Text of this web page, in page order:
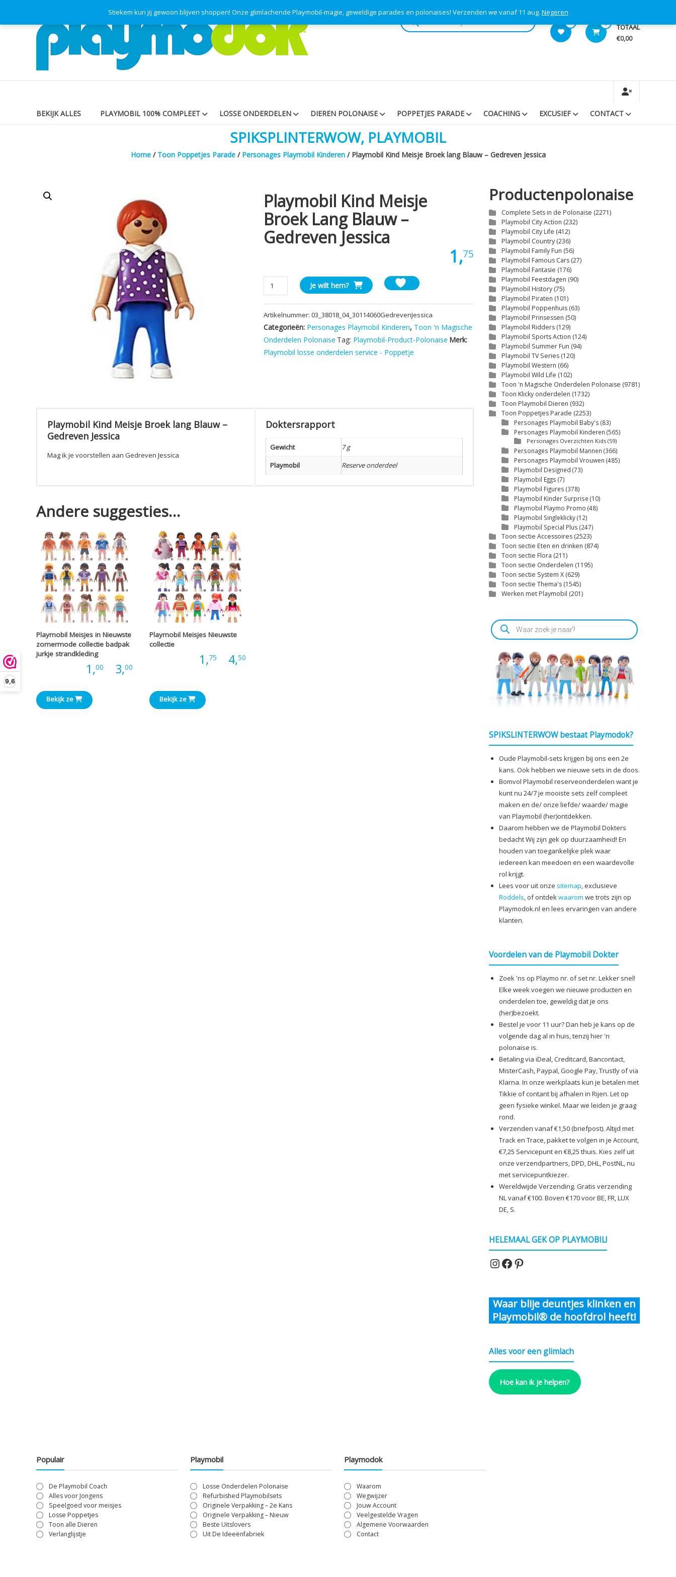
9,6
Stiekem kun jij gewoon blijven shoppen! Onze glimlachende Playmobil-magie, geweldige parades en polonaises! Verzenden we vanaf 11 aug. Negeren
content
Playmodok
Tweedehands
Playmobil
en
dromen
iedereen
0 TOTAAL
€0,00
Producten
BEKIJK ALLES PLAYMOBIL 100% COMPLEET LOSSE ONDERDELEN DIEREN POLONAISE POPPETJES PARADE COACHING EXCUSIEF CONTACT
SPIKSPLINTERWOW, PLAYMOBIL
Home/ Toon Poppetjes Parade/ Personages Playmobil Kinderen/ Playmobil Kind Meisje Broek lang Blauw – Gedreven Jessica
Playmobil Kind Meisje
Broek Lang Blauw –
Gedreven Jessica
1,75
Playmobil
Kind
Meisje
Broek
lang
Blauw
-
Je wilt hem?
Artikelnummer:03_38018_04_30114060GedrevenJessica
Categorieën: Personages Playmobil Kinderen, Toon 'n Magische
Onderdelen Polonaise Tag: Playmobil-Product-Polonaise Merk:
Playmobil losse onderdelen service - Poppetje
Playmobil Kind Meisje Broek lang Blauw –
Gedreven Jessica
Mag ik je voorstellen aan Gedreven Jessica
Doktersrapport
Gewicht
7 g
Playmobil
Reserve onderdeel
Andere suggesties…
Playmobil Meisjes in Nieuwste
zomermode collectie badpak
jurkje strandkleding
1,00 3,00Prijsklasse:
€1,00
Bekijk ze
Playmobil Meisjes Nieuwste
collectie
1,75 4,50Prijsklasse:
Bekijk ze
Productenpolonaise
Complete Sets in de Polonaise (2271)
Playmobil City Action (232)
Playmobil City Life (412)
Playmobil Country (236)
Playmobil Family Fun (56)
Playmobil Famous Cars (27)
Playmobil Fantasie (176)
Playmobil Feestdagen (90)
Playmobil History (75)
Playmobil Piraten (101)
Playmobil Poppenhuis (63)
Playmobil Prinsessen (50)
Playmobil Ridders (129)
Playmobil Sports Action (124)
Playmobil Summer Fun (94)
Playmobil TV Series (120)
Playmobil Western (66)
Playmobil Wild Life (102)
Toon 'n Magische Onderdelen Polonaise (9781)
Toon Klicky onderdelen (1732)
Toon Playmobil Dieren (932)
Toon Poppetjes Parade (2253)
Personages Playmobil Baby's (83)
Personages Playmobil Kinderen (565)
Personages Overzichten Kids (59)
Personages Playmobil Mannen (366)
Personages Playmobil Vrouwen (485)
Playmobil Designed (73)
Playmobil Eggs (7)
Playmobil Figures (378)
Playmobil Kinder Surprise (10)
Playmobil Playmo Promo (48)
Playmobil Singleklicky(12)
Playmobil Special Plus (247)
Toon sectie Accessoires (2523)
Toon sectie Eten en drinken (874)
Toon sectie Flora (211)
Toon sectie Onderdelen (1195)
Toon sectie System X (629)
Toon sectie Thema's (1545)
Werken met Playmobil (201)
Producten
zoeken
SPIKSLINTERWOW bestaat Playmodok?
Oude Playmobil-sets krijgen bij ons een 2e
kans. Ook hebben we nieuwe sets in de doos.
Bomvol Playmobil reserveonderdelen want je
kunt nu 24/7 je mooiste sets zelf compleet
maken en de/ onze liefde/ waarde/ magie
van Playmobil (her)ontdekken.
Daarom hebben we de Playmobil Dokters
bedacht Wij zijn gek op duurzaamheid! En
houden van toegankelijke plek waar
iedereen kan meedoen en een waardevolle
rol krijgt.
Lees voor uit onze sitemap, exclusieve
Roddels, of ontdekwaarom we trots zijn op
Playmodok.nl en lees ervaringen van andere
klanten.
Voordelen van de Playmobil Dokter
Zoek 'ns op Playmo nr. of set nr. Lekker snel!
Elke week voegen we nieuwe producten en
onderdelen toe, geweldig dat je ons
(her)bezoekt.
Bestel je voor 11 uur? Dan heb je kans op de
volgende dag al in huis, tenzij hier 'n
polonaise is.
Betaling via iDeal, Creditcard, Bancontact,
MisterCash, Paypal, Google Pay, Trustly of via
Klarna. In onze werkplaats kun je betalen met
Tikkie of contant bij afhalen in Rijen. Let op
geen fysieke winkel. Maar we leiden je graag
rond.
Verzenden vanaf €1,50 (briefpost). Altijd met
Track en Trace, pakket te volgen in je Account,
€7,25 Servicepunt en €8,25 thuis. Kies zelf uit
onze verzendpartners, DPD, DHL, PostNL, nu
met servicepuntkiezer.
Wereldwijde Verzending. Gratis verzending
NL vanaf €100. Boven €170 voor BE, FR, LUX
DE, S.
HELEMAAL GEK OP PLAYMOBIL!
Instagram
Facebook
Pinterest
Waar blije deuntjes klinken en
Playmobil® de hoofdrol heeft!
Alles voor een glimlach
Hoe kan ik je helpen?
Populair
De Playmobil Coach
Alles voor Jongens
Speelgoed voor meisjes
Losse Poppetjes
Toon alle Dieren
Verlanglijstje
Playmobil
Losse Onderdelen Polonaise
Refurbished Playmobilsets
Originele Verpakking – 2e Kans
Originele Verpakking – Nieuw
Beste Uitslovers
Uit De Ideeënfabriek
Playmodok
Waarom
Wegwijzer
Jouw Account
Veelgestelde Vragen
Algemene Voorwaarden
Contact